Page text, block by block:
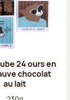
24 ours en
chocolat
au lait